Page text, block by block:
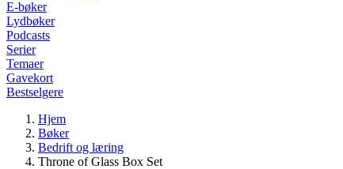
E-bøker
Lydbøker
Podcasts
Serier
Temaer
Gavekort
Bestselgere
Hjem
Bøker
Bedrift og læring
Throne of Glass Box Set